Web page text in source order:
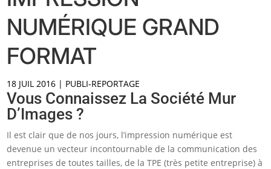
NUMÉRIQUE GRAND
FORMAT
18 JUIL 2016 | PUBLI-REPORTAGE
Vous Connaissez La Société Mur
D’Images ?
Il est clair que de nos jours, l’impression numérique est
devenue un vecteur incontournable de la communication des
entreprises de toutes tailles, de la TPE (très petite entreprise) à